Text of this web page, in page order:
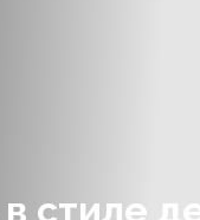
стиле